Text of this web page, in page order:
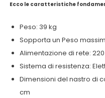
Ecco le caratteristiche
Peso: 39 kg
Sopporta un Peso
Alimentazione di rete:
Sistema di resistenza:
Dimensioni del nastro di
cm